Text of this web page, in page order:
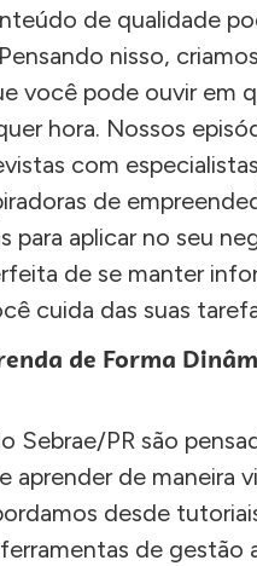
de qualidade
nisso, criamos
você pode ouvir em
hora. Nossos
com
de
para aplicar no seu
de se manter
cuida das suas
de Forma
Sebrae/PR são
aprender de maneira
desde
de gestão